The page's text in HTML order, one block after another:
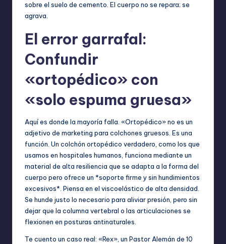
sobre el suelo de cemento. El cuerpo no se repara; se
agrava.
El error garrafal:
Confundir
«ortopédico» con
«solo espuma gruesa»
Aquí es donde la mayoría falla. «Ortopédico» no es un
adjetivo de marketing para colchones gruesos. Es una
función. Un colchón ortopédico verdadero, como los que
usamos en hospitales humanos, funciona mediante un
material de alta resiliencia que se adapta a la forma del
cuerpo pero ofrece un *soporte firme y sin hundimientos
excesivos*. Piensa en el viscoelástico de alta densidad.
Se hunde justo lo necesario para aliviar presión, pero sin
dejar que la columna vertebral o las articulaciones se
flexionen en posturas antinaturales.
Te cuento un caso real: «Rex», un Pastor Alemán de 10